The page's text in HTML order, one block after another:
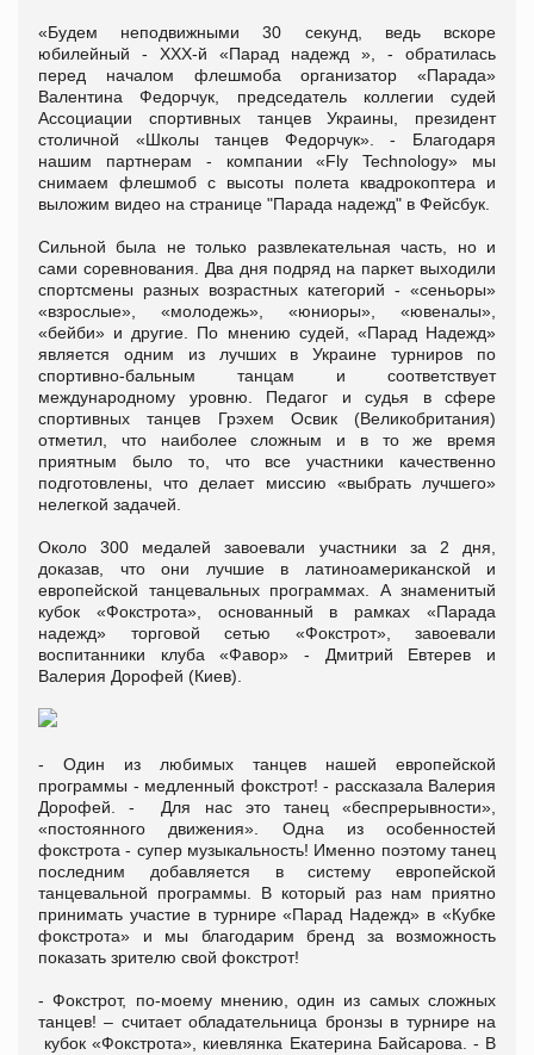
«Будем неподвижными 30 секунд, ведь вскоре
юбилейный - XXX-й «Парад надежд », - обратилась
перед началом флешмоба организатор «Парада»
Валентина Федорчук, председатель коллегии судей
Ассоциации спортивных танцев Украины, президент
столичной «Школы танцев Федорчук». - Благодаря
нашим партнерам - компании «Fly Technology» мы
снимаем флешмоб с высоты полета квадрокоптера и
выложим видео на странице "Парада надежд" в Фейсбук.
Сильной была не только развлекательная часть, но и
сами соревнования. Два дня подряд на паркет выходили
спортсмены разных возрастных категорий - «сеньоры»
«взрослые», «молодежь», «юниоры», «ювеналы»,
«бейби» и другие. По мнению судей, «Парад Надежд»
является одним из лучших в Украине турниров по
спортивно-бальным танцам и соответствует
международному уровню. Педагог и судья в сфере
спортивных танцев Грэхем Освик (Великобритания)
отметил, что наиболее сложным и в то же время
приятным было то, что все участники качественно
подготовлены, что делает миссию «выбрать лучшего»
нелегкой задачей.
Около 300 медалей завоевали участники за 2 дня,
доказав, что они лучшие в латиноамериканской и
европейской танцевальных программах. А знаменитый
кубок «Фокстрота», основанный в рамках «Парада
надежд» торговой сетью «Фокстрот», завоевали
воспитанники клуба «Фавор» - Дмитрий Евтерев и
Валерия Дорофей (Киев).
- Один из любимых танцев нашей европейской
программы - медленный фокстрот! - рассказала Валерия
Дорофей. - Для нас это танец «беспрерывности»,
«постоянного движения». Одна из особенностей
фокстрота - супер музыкальность! Именно поэтому танец
последним добавляется в систему европейской
танцевальной программы. В который раз нам приятно
принимать участие в турнире «Парад Надежд» в «Кубке
фокстрота» и мы благодарим бренд за возможность
показать зрителю свой фокстрот!
- Фокстрот, по-моему мнению, один из самых сложных
танцев! – считает обладательница бронзы в турнире на
кубок «Фокстрота», киевлянка Екатерина Байсарова. - В